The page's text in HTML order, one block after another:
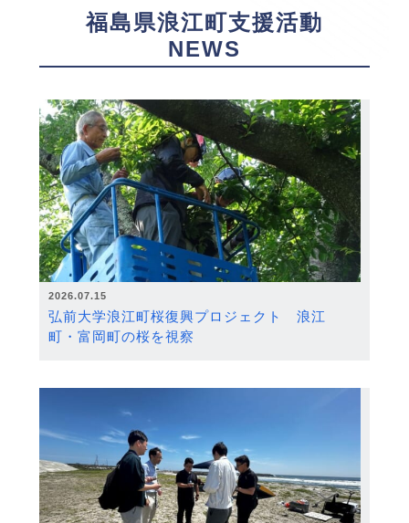
福島県浪江町支援活動
NEWS
2026.07.15
弘前大学浪江町桜復興プロジェクト 浪江
町・富岡町の桜を視察